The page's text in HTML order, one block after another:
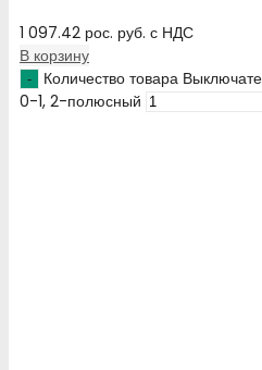
1 097.42 рос. руб. с НДС
В корзину
Количество товара
0-1, 2-полюсный